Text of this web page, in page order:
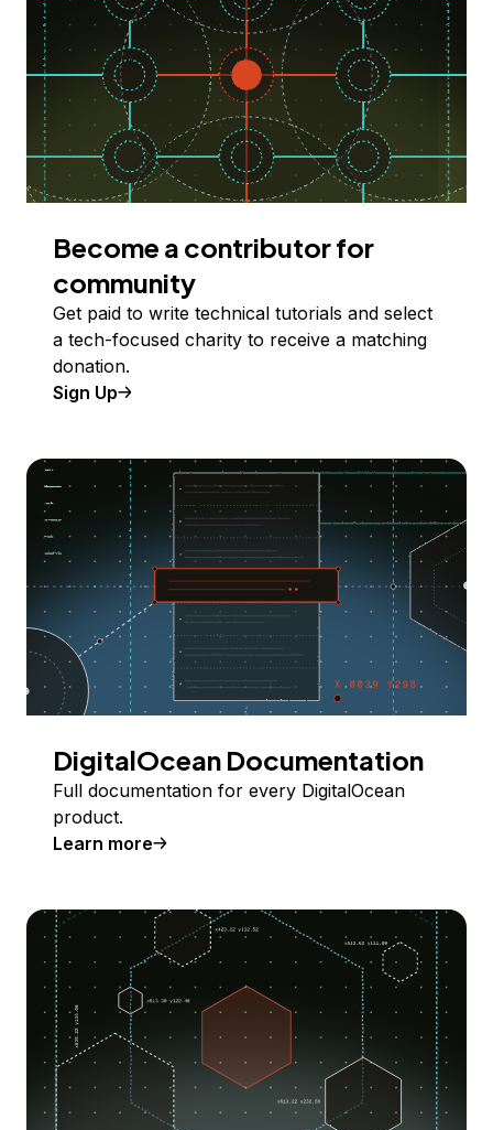
Become a contributor for
community
Get paid to write technical tutorials and select
a tech-focused charity to receive a matching
donation.
Sign Up
DigitalOcean Documentation
Full documentation for every DigitalOcean
product.
Learn more